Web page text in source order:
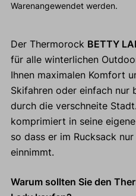
Warenangewendet werden.
Der Thermorock BETTY
für alle winterlichen
Ihnen maximalen Komfort
Skifahren oder einfach nur
durch die verschneite
komprimiert in seine
so dass er im Rucksack
einnimmt.
Warum sollten Sie den